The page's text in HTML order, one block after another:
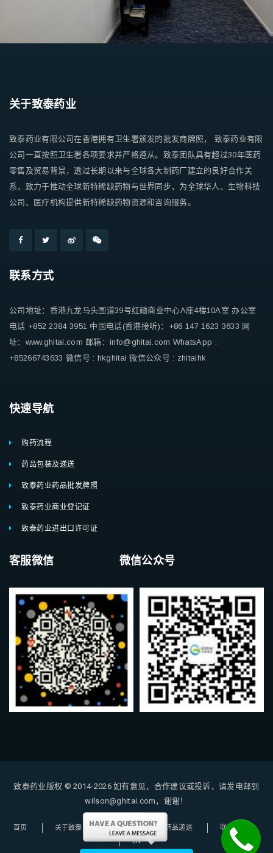
关于致泰药业
致泰药业有限公司在香港拥有卫生署颁发的批发商牌照， 致泰药业有限
公司一直按照卫生署各项要求并严格遵从。致泰团队具有超过30年医药
零售及贸易背景，透过长期以来与全球各大制药厂建立的良好合作关
系，致力于推动全球新特稀缺药物与世界同步，为全球华人、生物科技
公司、医疗机构提供新特稀缺药物资源和咨询服务。
联系方式
公司地址：香港九龙马头围道39号红磡商业中心A座4楼10A室 办公室
电话 +852 2384 3951 中国电话(香港接听)：+86 147 1623 3633 网
址：www.ghitai.com 邮箱：info@ghitai.com WhatsApp :
+85266743633 微信号 : hkghitai 微信公众号 : zhitaihk
快速导航
购药流程
药品包装及递送
致泰药业药品批发牌照
致泰药业商业登记证
致泰药业进出口许可证
客服微信 微信公众号
致泰药业版权 © 2014-2026如有意见，合作建议或投诉，请发电邮到
wilson@ghitai.com，谢谢！
首页 关于致泰 购药指南 药品递送
联系我们
EN